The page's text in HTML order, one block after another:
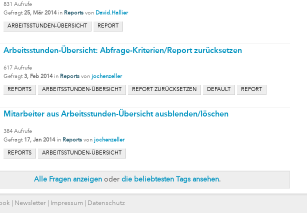
831 Aufrufe
Gefragt 25, Mär 2014 in Reports von David.Hallier
ARBEITSSTUNDEN-ÜBERSICHT REPORT
Arbeitsstunden-Übersicht: Abfrage-Kriterien/Report zurücksetzen
617 Aufrufe
Gefragt 3, Feb 2014 in Reports von jochenzeller
REPORTS ARBEITSSTUNDEN-ÜBERSICHT REPORT ZURÜCKSETZEN DEFAULT REPORT
Mitarbeiter aus Arbeitsstunden-Übersicht ausblenden/löschen
384 Aufrufe
Gefragt 17, Jan 2014 in Reports von jochenzeller
REPORTS ARBEITSSTUNDEN-ÜBERSICHT
Alle Fragen anzeigen oder die beliebtesten Tags ansehen.
Newsletter Impressum Datenschutz